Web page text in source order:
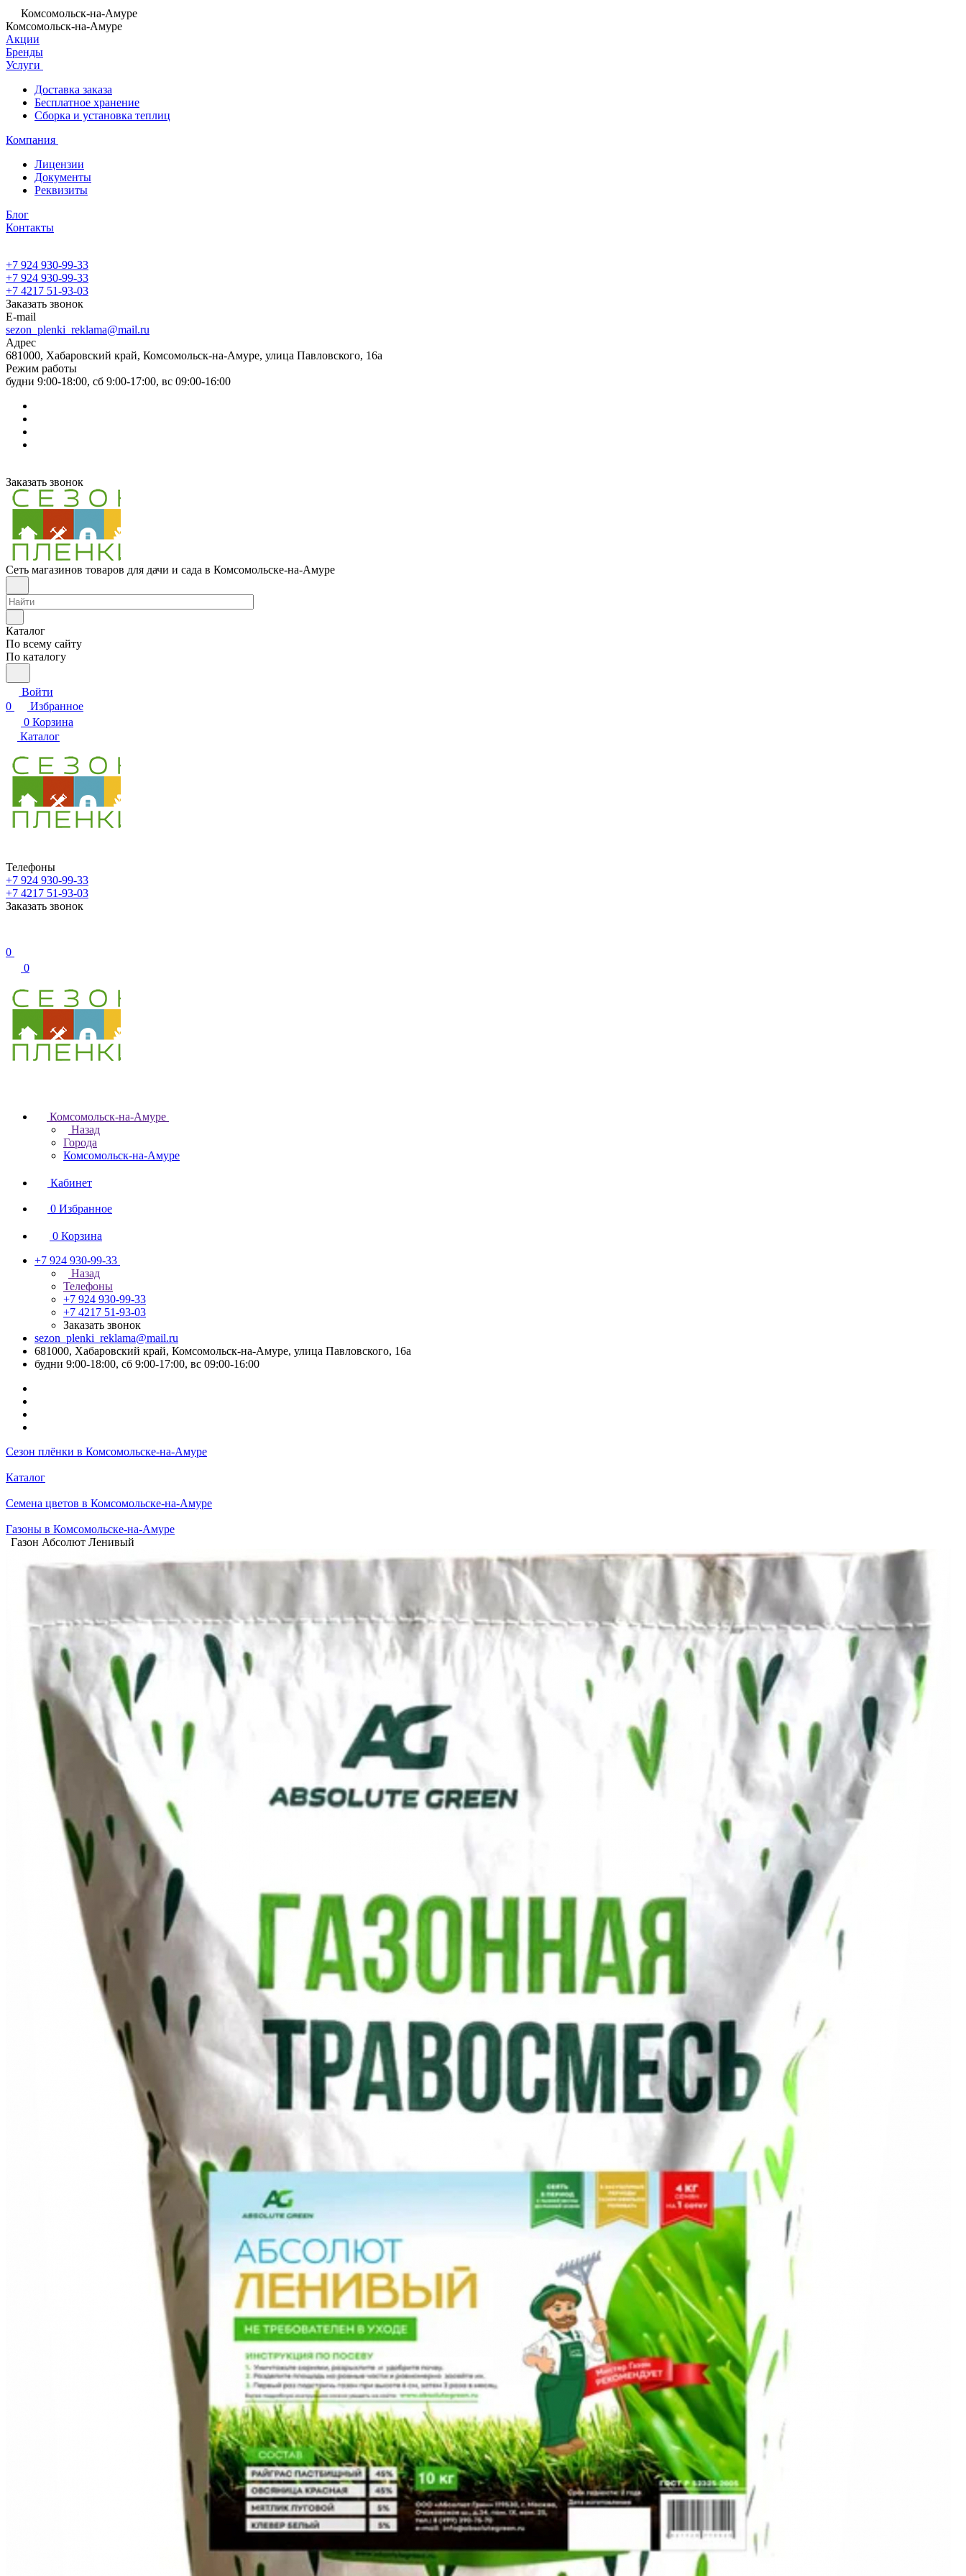
Комсомольск-на-Амуре
Комсомольск-на-Амуре
Акции
Бренды
Услуги
Доставка заказа
Бесплатное хранение
Сборка и установка теплиц
Компания
Лицензии
Документы
Реквизиты
Блог
Контакты
+7 924 930-99-33
+7 924 930-99-33
+7 4217 51-93-03
Заказать звонок
E-mail
sezon_plenki_reklama@mail.ru
Адрес
681000, Хабаровский край, Комсомольск-на-Амуре, улица Павловского, 16а
Режим работы
будни 9:00-18:00, сб 9:00-17:00, вс 09:00-16:00
Заказать звонок
Сеть магазинов товаров для дачи и сада в Комсомольске-на-Амуре
Каталог
По всему сайту
По каталогу
Войти
0
Избранное
0 Корзина
Каталог
Телефоны
+7 924 930-99-33
+7 4217 51-93-03
Заказать звонок
0
0
Комсомольск-на-Амуре
Назад
Города
Комсомольск-на-Амуре
Кабинет
0 Избранное
0 Корзина
+7 924 930-99-33
Назад
Телефоны
+7 924 930-99-33
+7 4217 51-93-03
Заказать звонок
sezon_plenki_reklama@mail.ru
681000, Хабаровский край, Комсомольск-на-Амуре, улица Павловского, 16а
будни 9:00-18:00, сб 9:00-17:00, вс 09:00-16:00
Сезон плёнки в Комсомольске-на-Амуре
Каталог
Семена цветов в Комсомольске-на-Амуре
Газоны в Комсомольске-на-Амуре
Газон Абсолют Ленивый